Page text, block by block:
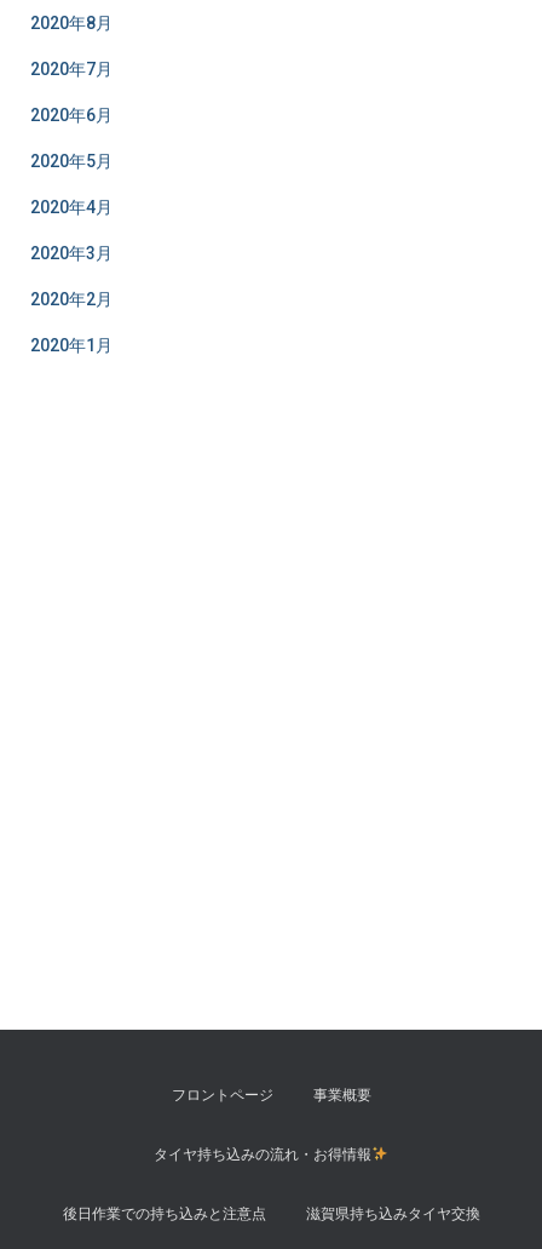
2020年8月
2020年7月
2020年6月
2020年5月
2020年4月
2020年3月
2020年2月
2020年1月
フロントページ 事業概要
タイヤ持ち込みの流れ・お得情報
後日作業での持ち込みと注意点 滋賀県持ち込みタイヤ交換